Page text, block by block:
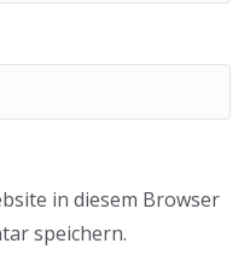
in diesem Browser
speichern.